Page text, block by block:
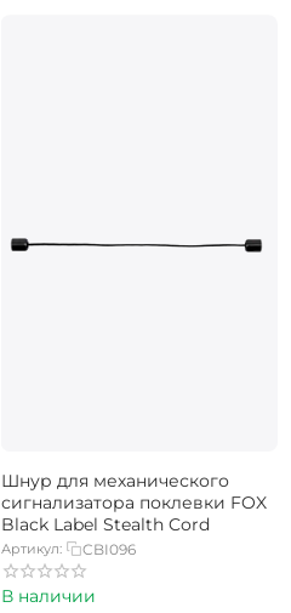
Шнур для механического
сигнализатора поклевки FOX
Black Label Stealth Cord
Артикул: CBI096
В наличии